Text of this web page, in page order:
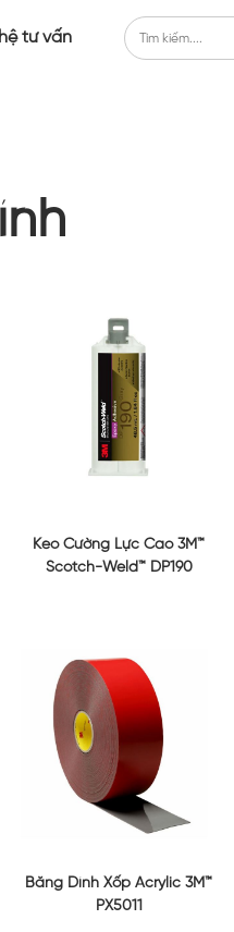
tư vấn
Keo Cường Lực Cao 3M™
Scotch-Weld™ DP190
Băng Dính Xốp Acrylic 3M™
PX5011